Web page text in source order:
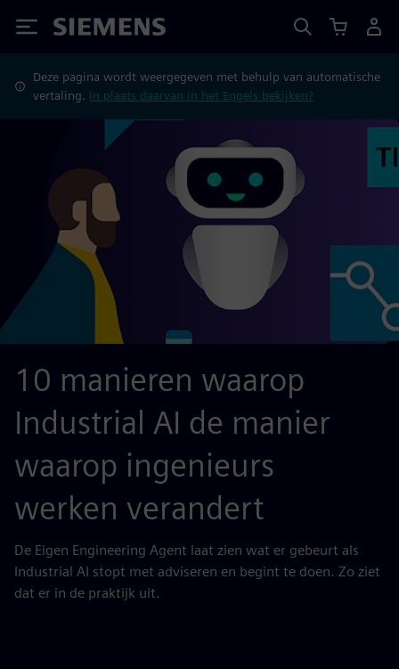
Siemens
Deze pagina wordt weergegeven met behulp van automatische
vertaling. In plaats daarvan in het Engels bekijken?
10 manieren waarop
Industrial AI de manier
waarop ingenieurs
werken verandert
De Eigen Engineering Agent laat zien wat er gebeurt als
Industrial AI stopt met adviseren en begint te doen. Zo ziet
dat er in de praktijk uit.